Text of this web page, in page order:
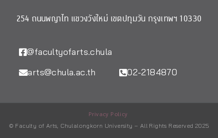
254 ถนนพญาไท แขวงวังใหม่ เขตปทุมวัน กรุงเทพฯ 10330
@facultyofarts.chula
arts@chula.ac.th
02-2184870
Privacy Policy
© Faculty of Arts, Chulalongkorn University – All Rights Reserved 2025